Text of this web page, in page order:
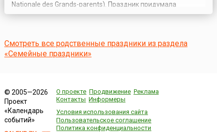
Nationale des Grands-parents). Праздник придумала
домохозяйка Мэриан Макквейд из штата Западная
группа американских граждан во гл...
Смотреть все родственные праздники из раздела
«Семейные праздники»
© 2005—2026
Проект
«Календарь
событий»
О проекте Продвижение Реклама
Контакты Информеры
Условия использования сайта
Пользовательское соглашение
Политика конфиденциальности